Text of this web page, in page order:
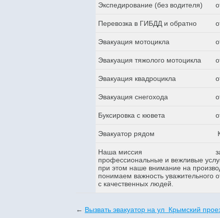
Экспедирование (без водителя)
Перевозка в ГИБДД и обратно
Эвакуация мотоцикла
Эвакуация тяжолого мотоцикла
Эвакуация квадроцикла
Эвакуация снегохода
Буксировка с кювета
Эвакуатор рядом
Наша миссия
профессиональные и вежливые
при этом наше внимание на
понимаем важность уважительного
с качественных людей.
← Вызвать эвакуатор на ул Крымский